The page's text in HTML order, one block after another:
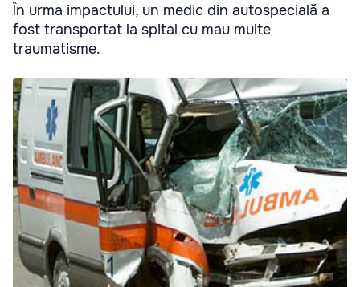
În urma impactului, un medic din autospecială a
fost transportat la spital cu mau multe
traumatisme.